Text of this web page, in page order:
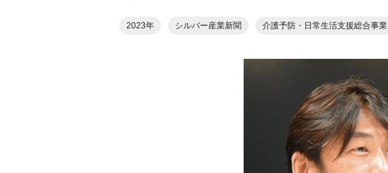
2023年 シルバー産業新聞 介護予防・日常生活支援総合事業